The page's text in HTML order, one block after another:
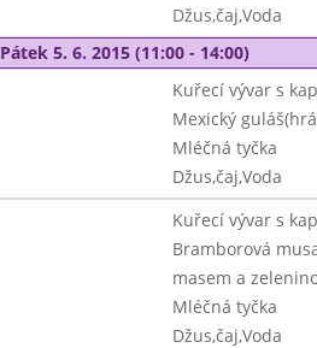
Džus,čaj,Voda
Pátek 5. 6. 2015 (11:00 - 14:00)
Kuřecí vývar s
Mexický
Mléčná tyčka
Džus,čaj,Voda
Kuřecí vývar s
Bramborová
masem a
Mléčná tyčka
Džus,čaj,Voda